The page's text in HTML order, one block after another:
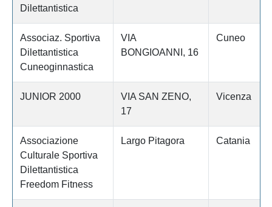
Dilettantistica
Associaz. Sportiva
Dilettantistica
Cuneoginnastica
VIA
BONGIOANNI, 16
Cuneo
JUNIOR 2000
VIA SAN ZENO,
17
Vicenza
Associazione
Culturale Sportiva
Dilettantistica
Freedom Fitness
Largo Pitagora Catania